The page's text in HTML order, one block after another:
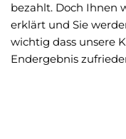
bezahlt. Doch Ihnen
erklärt und Sie
wichtig dass unsere
Endergebnis